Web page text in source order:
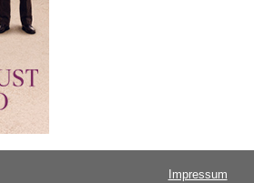
Impressum